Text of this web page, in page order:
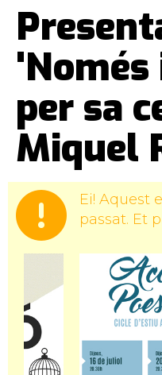
'Només
per sa
Miquel
Ei! Aquest
passat. Et